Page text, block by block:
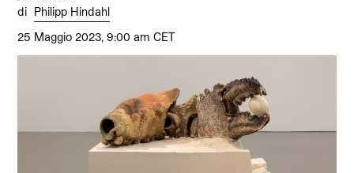
di Philipp Hindahl
25 Maggio 2023, 9:00 am CET